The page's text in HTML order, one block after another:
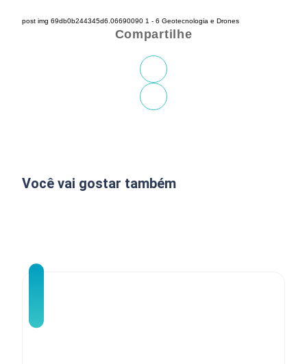
post img 69db0b244345d6.06690090 1 - 6 Geotecnologia e Drones
Compartilhe
Você vai gostar também